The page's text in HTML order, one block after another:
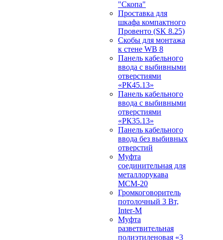
"Скопа"
Проставка для
шкафа компактного
Провенто (SK 8.25)
Скобы для монтажа
к стене WB 8
Панель кабельного
ввода с выбивными
отверстиями
«РК45.13»
Панель кабельного
ввода с выбивными
отверстиями
«РК35.13»
Панель кабельного
ввода без выбивных
отверстий
Муфта
соединительная для
металлорукава
МСМ-20
Громкоговоритель
потолочный 3 Вт,
Inter-M
Муфта
разветвительная
полиэтиленовая «3